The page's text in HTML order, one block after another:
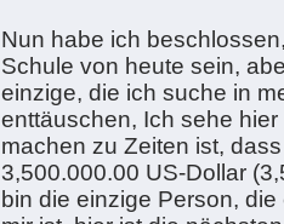
Nun habe ich
Schule von heute sein,
einzige, die ich suche in
enttäuschen, Ich sehe
machen zu Zeiten ist,
3,500.000.00 US-Dollar
bin die einzige Person,